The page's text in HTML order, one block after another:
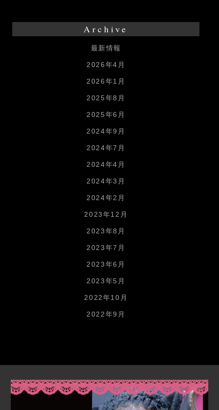
Archive
最新情報
2026年4月
2026年1月
2025年8月
2025年6月
2024年9月
2024年7月
2024年4月
2024年3月
2024年2月
2023年12月
2023年8月
2023年7月
2023年6月
2023年5月
2022年10月
2022年9月